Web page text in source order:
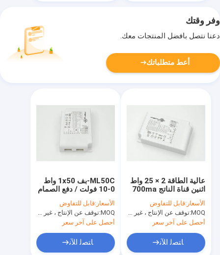
وفر وقتك
دعنا نتصل بأفضل المنتجات معك.
أعط متطلباتك
ML50C-بف 1x50 واط
0-10 فولت / دفع الصمام
سائق عكس الضوء
350ma -1050ma
متعددة-إخراج
الأسعار:قابل للتفاوض
MOQ: توقف عن الإنتاج ، غير متوفر.
أحصل على آخر سعر
ﺎﺘﺼﻟ ﺍﻶﻧ
عالية الطاقة 2 × 25 واط
اثنين قناة الناتج 700ma
عكس الضوء الصمام
سائق 0-10 فولت
الأسعار:قابل للتفاوض
MOQ: توقف عن الإنتاج ، غير متوفر.
أحصل على آخر سعر
ﺎﺘﺼﻟ ﺍﻶﻧ